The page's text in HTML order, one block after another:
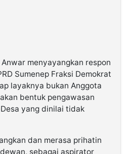
menyayangkan respon
Sumenep Fraksi Demokrat
layaknya bukan Anggota
bentuk pengawasan
yang dinilai tidak
dan merasa prihatin
sebagai aspirator